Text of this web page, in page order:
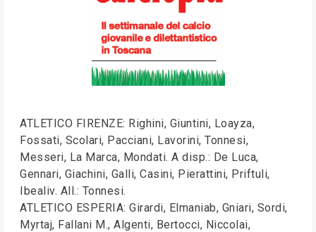
ATLETICO FIRENZE: Righini, Giuntini, Loayza,
Fossati, Scolari, Pacciani, Lavorini, Tonnesi,
Messeri, La Marca, Mondati. A disp.: De Luca,
Gennari, Giachini, Galli, Casini, Pierattini, Priftuli,
Ibealiv. All.: Tonnesi.
ATLETICO ESPERIA: Girardi, Elmaniab, Gniari, Sordi,
Myrtaj, Fallani M., Algenti, Bertocci, Niccolai,